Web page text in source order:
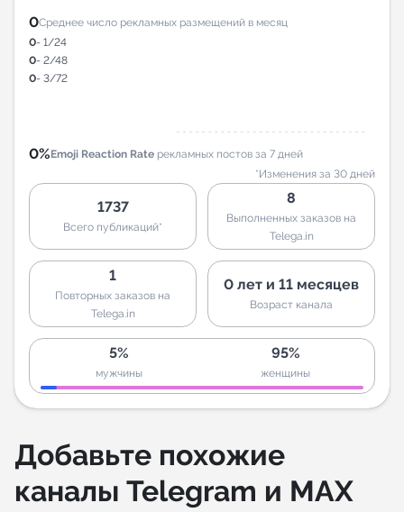
0Среднее число рекламных размещений в месяц
0- 1/24
0- 2/48
0- 3/72
0%Emoji Reaction Rate рекламных постов за 7 дней
*Изменения за 30 дней
1737
Всего публикаций*
8
Выполненных заказов на
Telega.in
1
Повторных заказов на
Telega.in
0 лет и 11 месяцев
Возраст канала
5%
мужчины
95%
женщины
Добавьте похожие
каналы Telegram и MAX